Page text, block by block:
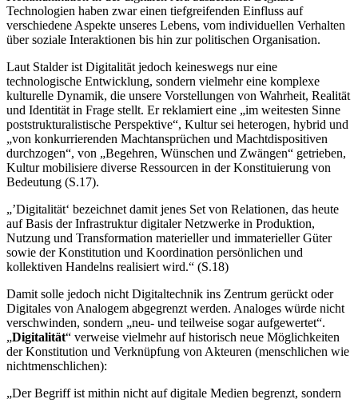
Technologien haben zwar einen tiefgreifenden Einfluss auf
verschiedene Aspekte unseres Lebens, vom individuellen Verhalten
über soziale Interaktionen bis hin zur politischen Organisation.
Laut Stalder ist Digitalität jedoch keineswegs nur eine
technologische Entwicklung, sondern vielmehr eine komplexe
kulturelle Dynamik, die unsere Vorstellungen von Wahrheit, Realität
und Identität in Frage stellt. Er reklamiert eine „im weitesten Sinne
poststrukturalistische Perspektive“, Kultur sei heterogen, hybrid und
„von konkurrierenden Machtansprüchen und Machtdispositiven
durchzogen“, von „Begehren, Wünschen und Zwängen“ getrieben,
Kultur mobilisiere diverse Ressourcen in der Konstituierung von
Bedeutung (S.17).
„’Digitalität‘ bezeichnet damit jenes Set von Relationen, das heute
auf Basis der Infrastruktur digitaler Netzwerke in Produktion,
Nutzung und Transformation materieller und immaterieller Güter
sowie der Konstitution und Koordination persönlichen und
kollektiven Handelns realisiert wird.“ (S.18)
Damit solle jedoch nicht Digitaltechnik ins Zentrum gerückt oder
Digitales von Analogem abgegrenzt werden. Analoges würde nicht
verschwinden, sondern „neu- und teilweise sogar aufgewertet“.
„Digitalität“ verweise vielmehr auf historisch neue Möglichkeiten
der Konstitution und Verknüpfung von Akteuren (menschlichen wie
nichtmenschlichen):
„Der Begriff ist mithin nicht auf digitale Medien begrenzt, sondern